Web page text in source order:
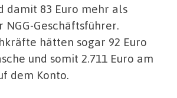
damit 83 Euro mehr als
NGG-Geschäftsführer.
hätten sogar 92 Euro
und somit 2.711 Euro am
dem Konto.